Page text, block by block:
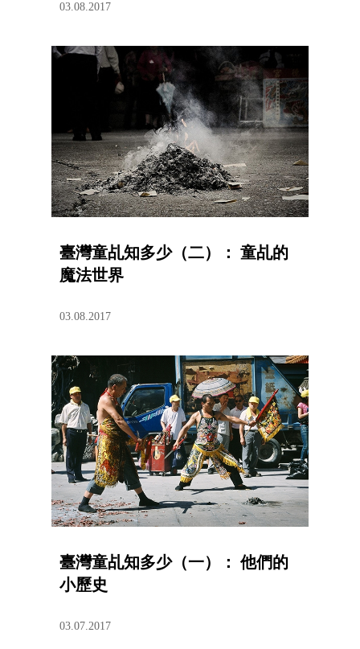
03.08.2017
臺灣童乩知多少（二）： 童乩的
魔法世界
03.08.2017
臺灣童乩知多少（一）： 他們的
小歷史
03.07.2017